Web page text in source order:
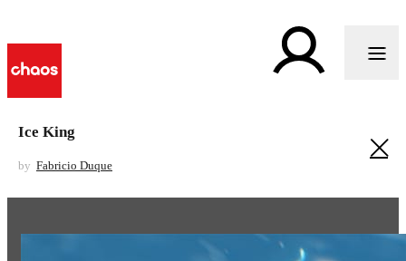
Ice King
by Fabricio Duque